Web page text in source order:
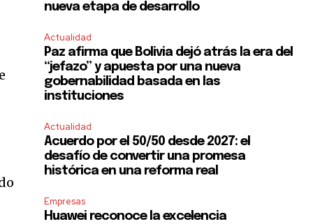
nueva etapa de desarrollo
Actualidad
Paz afirma que Bolivia dejó atrás la era del
“jefazo” y apuesta por una nueva
gobernabilidad basada en las
instituciones
Actualidad
Acuerdo por el 50/50 desde 2027: el
desafío de convertir una promesa
histórica en una reforma real
Empresas
Huawei reconoce la excelencia